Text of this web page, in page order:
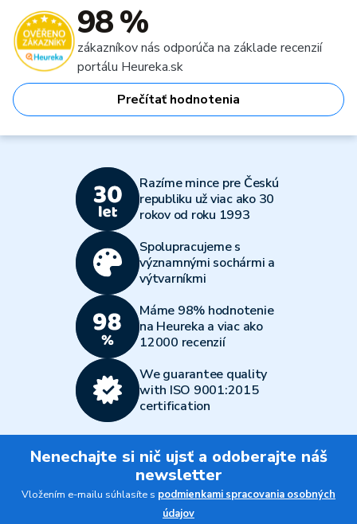
98 %
zákazníkov nás odporúča na základe recenzií
portálu Heureka.sk
Prečítať hodnotenia
Razíme mince pre Českú
republiku už viac ako 30
rokov od roku 1993
Spolupracujeme s
významnými sochármi a
výtvarníkmi
Máme 98% hodnotenie
na Heureka a viac ako
12000 recenzií
We guarantee quality
with ISO 9001:2015
certification
Nenechajte si nič ujsť a odoberajte náš
newsletter
Vložením e-mailu súhlasíte s podmienkami spracovania osobných
údajov